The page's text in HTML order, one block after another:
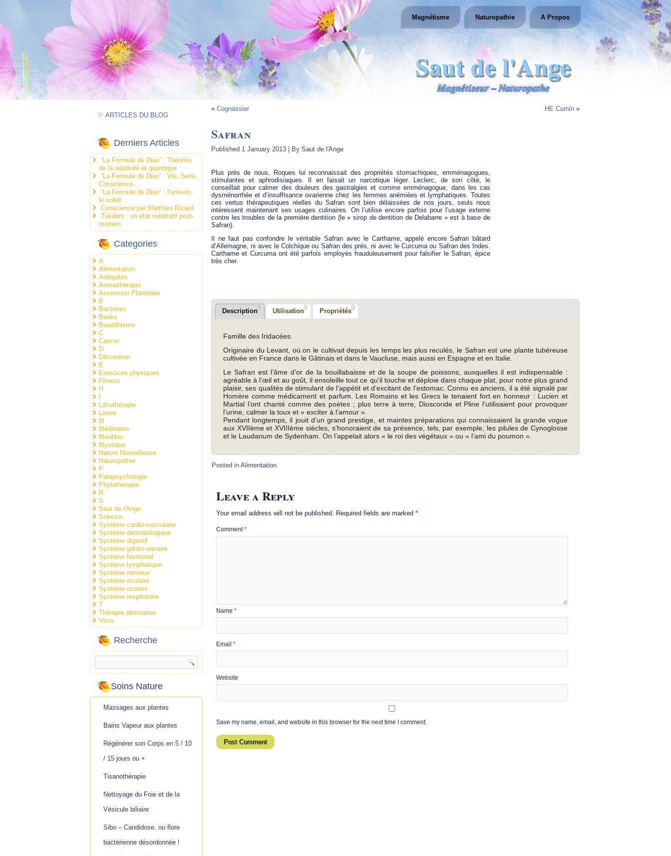
Saut de l'Ange
Magnétiseur – Naturopathe
Magnétisme Naturopathie A Propos
ARTICLES DU BLOG
Derniers Articles
“La Formule de Dieu” : Théories
de la relativité et quantique
“La Formule de Dieu” : Vie, Sens,
Conscience…
“La Formule de Dieu” : l’univers,
le soleil…
Conscience par Matthieu Ricard
Tukdam : un état méditatif post-
mortem
Categories
A
Alimentation
Antiquités
Aromathérapie
Ascension Planétaire
B
Bactéries
Books
Bouddhisme
C
Cancer
D
Décoration
E
Exercices physiques
Fitness
H
Lithothérapie
Livres
M
Méditation
Meubles
Mystique
Nature Merveilleuse
Naturopathie
P
Parapsychologie
Phytothérapie
R
S
Saut de l'Ange
Science
Système cardio-vasculaire
Système dermatologique
Système digestif
Système génito-urinaire
Système hormonal
Système lymphatique
Système nerveux
Système oculaire
Système osseux
Système respiratoire
T
Thérapie alternative
Virus
Recherche
Soins Nature
Massages aux plantes
Bains Vapeur aux plantes
Régénérer son Corps en 5 / 10
/ 15 jours ou +
Tisanothérapie
Nettoyage du Foie et de la
Vésicule biliaire
Sibo – Candidose, ou flore
bactérienne désordonnée !
« Cognassier HE Cumin »
Safran
Published 1 January 2013 By Saut de l'Ange
Plus près de nous, Roques lui reconnaissait des propriétés stomachiques, emménagogues,
stimulantes et aphrodisiaques. Il en faisait un narcotique léger. Leclerc, de son côté, le
conseillait pour calmer des douleurs des gastralgies et comme emménagogue, dans les cas
dysménorrhée et d’insuffisance ovarienne chez les femmes anémiées et lymphatiques. Toutes
ces vertus thérapeutiques réelles du Safran sont bien délaissées de nos jours, seuls nous
intéressent maintenant ses usages culinaires. On l’utilise encore parfois pour l’usage externe
contre les troubles de la première dentition (le « sirop de dentition de Delabarre » est à base de
Safran).
Il ne faut pas confondre le véritable Safran avec le Carthame, appelé encore Safran bâtard
d’Allemagne, ni avec le Colchique ou Safran des prés, ni avec le Curcuma ou Safran des Indes.
Carthame et Curcuma ont été parfois employés frauduleusement pour falsifier le Safran, épice
très cher.
Description Utilisation Propriétés
Famille des Iridacées.
Originaire du Levant, où on le cultivait depuis les temps les plus reculés, le Safran est une plante tubéreuse
cultivée en France dans le Gâtinais et dans le Vaucluse, mais aussi en Espagne et en Italie.
Le Safran est l’âme d’or de la bouillabaisse et de la soupe de poissons, auxquelles il est indispensable :
agréable à l’œil et au goût, il ensoleille tout ce qu’il touche et déploie dans chaque plat, pour notre plus grand
plaisir, ses qualités de stimulant de l’appétit et d’excitant de l’estomac. Connu es anciens, il a été signalé par
Homère comme médicament et parfum. Les Romains et les Grecs le tenaient fort en honneur : Lucien et
Martial l’ont chanté comme des poètes ; plus terre à terre, Dioscoride et Pline l’utilisaient pour provoquer
l’urine, calmer la toux et « exciter à l’amour ».
Pendant longtemps, il jouit d’un grand prestige, et maintes préparations qui connaissaient la grande vogue
aux XVIIème et XVIIIème siècles, s’honoraient de sa présence, tels, par exemple, les pilules de Cynoglosse
et le Laudanum de Sydenham. On l’appelait alors « le roi des végétaux » ou « l’ami du poumon ».
Posted in Alimentation
Leave a Reply
Your email address will not be published. Required fields are marked *
Comment*
Name *
Email *
Website
Save my name, email, and website in this browser for the next time I comment.